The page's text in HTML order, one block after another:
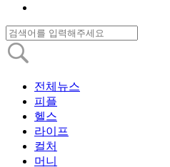
전체뉴스
피플
헬스
라이프
컬처
머니